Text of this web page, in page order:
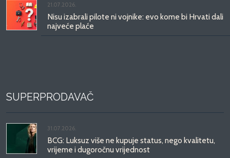
21.07.2026.
Nisu izabrali pilote ni vojnike: evo kome bi Hrvati dali
najveće plaće
SUPERPRODAVAČ
31.07.2026.
BCG: Luksuz više ne kupuje status, nego kvalitetu,
vrijeme i dugoročnu vrijednost